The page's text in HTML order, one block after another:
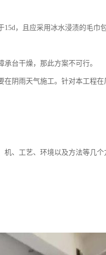
，且应采用冰水浸渍的毛巾
台干燥，那此方案不可行。
阴雨天气施工。针对本工程
、工艺、环境以及方法等几